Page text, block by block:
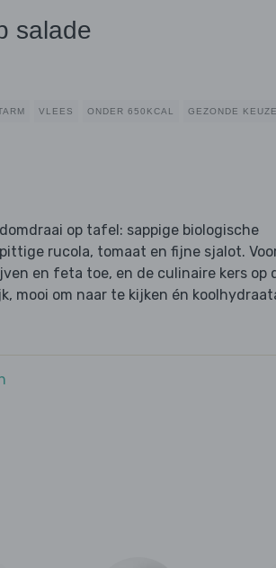
salade
VLEES ONDER 650KCAL GEZONDE KEUZE
op tafel: sappige biologische
rucola, tomaat en fijne sjalot.
en feta toe, en de culinaire kers op
mooi om naar te kijken én